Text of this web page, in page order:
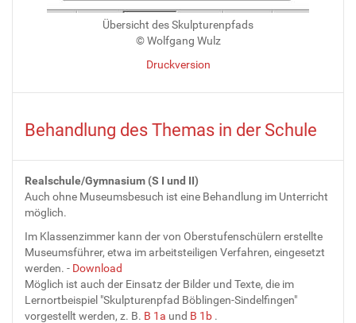
Übersicht des Skulpturenpfads
© Wolfgang Wulz
Druckversion
Behandlung des Themas in der Schule
Realschule/Gymnasium (S I und II)
Auch ohne Museumsbesuch ist eine Behandlung im Unterricht
möglich.
Im Klassenzimmer kann der von Oberstufenschülern erstellte
Museumsführer, etwa im arbeitsteiligen Verfahren, eingesetzt
werden. - Download
Möglich ist auch der Einsatz der Bilder und Texte, die im
Lernortbeispiel "Skulpturenpfad Böblingen-Sindelfingen"
vorgestellt werden, z. B. B 1a und B 1b .